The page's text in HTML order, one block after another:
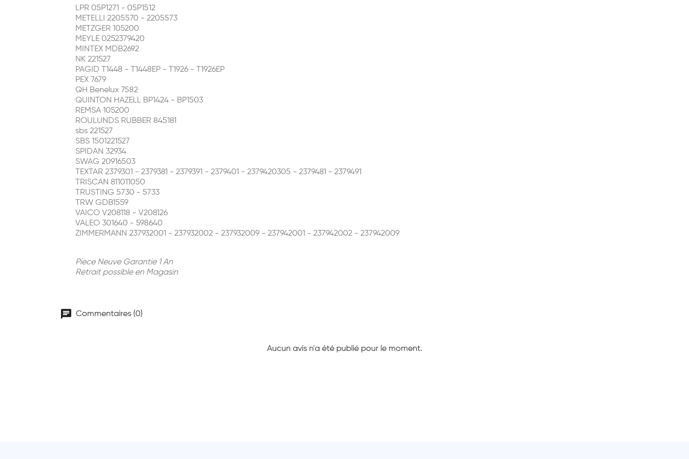
LPR 05P1271 - 05P1512
METELLI 2205570 - 2205573
METZGER 105200
MEYLE 0252379420
MINTEX MDB2692
NK 221527
PAGID T1448 - T1448EP - T1926 - T1926EP
PEX 7679
QH Benelux 7582
QUINTON HAZELL BP1424 - BP1503
REMSA 105200
ROULUNDS RUBBER 845181
sbs 221527
SBS 1501221527
SPIDAN 32934
SWAG 20916503
TEXTAR 2379301 - 2379381 - 2379391 - 2379401 - 2379420305 - 2379481 - 2379491
TRISCAN 811011050
TRUSTING 5730 - 5733
TRW GDB1559
VAICO V208118 - V208126
VALEO 301640 - 598640
ZIMMERMANN 237932001 - 237932002 - 237932009 - 237942001 - 237942002 - 237942009
Piece Neuve Garantie 1 An
Retrait possible en Magasin
chat Commentaires (0)
Aucun avis n'a été publié pour le moment.